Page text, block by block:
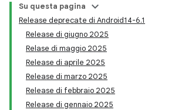
Su questa pagina
Release deprecate di Android14-6.1
Release di giugno 2025
Relase di maggio 2025
Release di aprile 2025
Release di marzo 2025
Release di febbraio 2025
Release di gennaio 2025